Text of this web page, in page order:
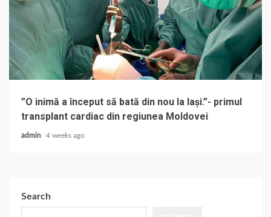
”O inimă a început să bată din nou la Iași.”- primul
transplant cardiac din regiunea Moldovei
admin 4 weeks ago
Search